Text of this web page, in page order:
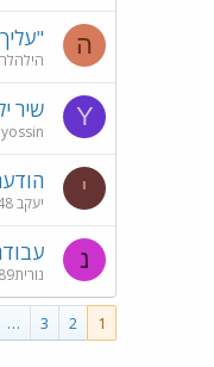
ה
Y שיר
yossin
י
יעקב 1948
נ
נורית6789
1
2
3
…